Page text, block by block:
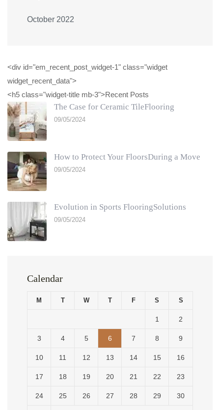
October 2022
<div id="em_recent_post_widget-1" class="widget
widget_recent_data">
<h5 class="widget-title mb-3">Recent Posts
The Case for Ceramic TileFlooring
09/05/2024
How to Protect Your FloorsDuring a Move
09/05/2024
Evolution in Sports FlooringSolutions
09/05/2024
Calendar
M T W T F S S
1 2
3 4 5 6 7 8 9
10 11 12 13 14 15 16
17 18 19 20 21 22 23
24 25 26 27 28 29 30